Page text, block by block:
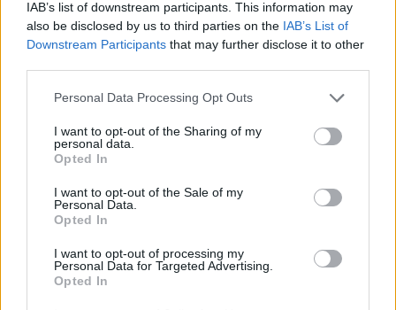
IAB’s list of downstream participants. This information may
also be disclosed by us to third parties on the IAB’s List of
Downstream Participants that may further disclose it to other
Personal Data Processing Opt Outs
I want to opt-out of the Sharing of my
personal data.
Opted In
I want to opt-out of the Sale of my
Personal Data.
Opted In
I want to opt-out of processing my
Personal Data for Targeted Advertising.
Opted In
Verslas
Šį vasaros sezoną „airBaltic“ siūlo daugiau
nei 15 maršrutų iš Lietuvos